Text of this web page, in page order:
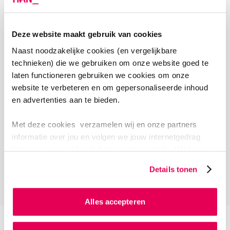
Deze website maakt gebruik van cookies
Naast noodzakelijke cookies (en vergelijkbare
technieken) die we gebruiken om onze website goed te
laten functioneren gebruiken we cookies om onze
website te verbeteren en om gepersonaliseerde inhoud
en advertenties aan te bieden.
Met deze cookies verzamelen wij en onze partners
informatie over jou en volgen we jouw internetgedrag
binnen, en mogelijk ook buiten onze website. Wij bouwen
website en communicatie aan op jouw voorkeuren. Ook
kunnen we zo gerichte advertenties laten zien op basis
van jouw internetgedrag.
Als je op ‘Alles accepteren’ klikt dan geef je ons
Details tonen
Alles accepteren
BIJ GEBRUIK VAN MS WHITEBOARD
Deel op MS Whiteboard geen persoonlijke,